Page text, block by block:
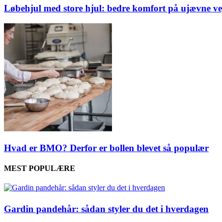
Løbehjul med store hjul: bedre komfort på ujævne
Hvad er BMO? Derfor er bollen blevet så populær
MEST POPULÆRE
Gardin pandehår: sådan styler du det i hverdagen